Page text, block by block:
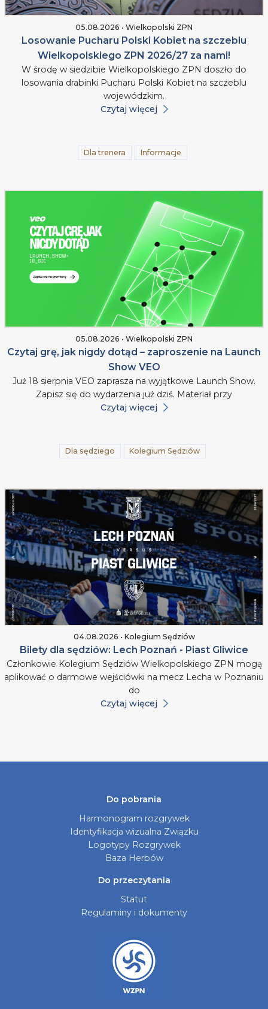
05.08.2026 • Wielkopolski ZPN
Losowanie Pucharu Polski Kobiet na szczeblu
Wielkopolskiego ZPN 2026/27 za nami!
W środę w siedzibie Wielkopolskiego ZPN doszło do
losowania drabinki Pucharu Polski Kobiet na szczeblu
wojewódzkim.
Czytaj więcej
Dla trenera Informacje
05.08.2026 • Wielkopolski ZPN
Czytaj grę, jak nigdy dotąd – zaproszenie na Launch
Show VEO
Już 18 sierpnia VEO zaprasza na wyjątkowe Launch Show.
Zapisz się do wydarzenia już dziś. Materiał przy
Czytaj więcej
Dla sędziego Kolegium Sędziów
04.08.2026 • Kolegium Sędziów
Bilety dla sędziów: Lech Poznań - Piast Gliwice
Członkowie Kolegium Sędziów Wielkopolskiego ZPN mogą
aplikować o darmowe wejściówki na mecz Lecha w Poznaniu
do
Czytaj więcej
Do pobrania
Harmonogram rozgrywek
Identyfikacja wizualna Związku
Logotypy Rozgrywek
Baza Herbów
Do przeczytania
Statut
Regulaminy i dokumenty